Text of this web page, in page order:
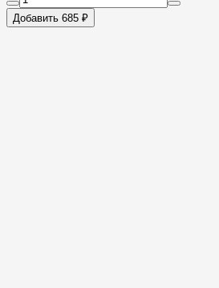
Добавить 685 ₽